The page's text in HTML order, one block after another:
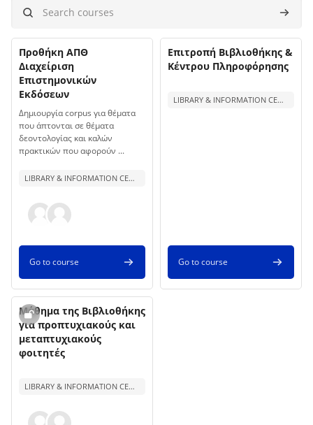
Search courses
Course image
Course name
Προθήκη ΑΠΘ
Διαχείριση
Επιστημονικών
Εκδόσεων
Course summary text:
Δημιουργία corpus για θέματα
που άπτονται σε θέματα
δεοντολογίας και καλών
πρακτικών που αφορούν ...
LIBRARY & INFORMATION CENTER
Go to course
Course image
Course name
Επιτροπή Βιβλιοθήκης &
Κέντρου Πληροφόρησης
LIBRARY & INFORMATION CENTER
Go to course
Course image
Course name
Μάθημα της Βιβλιοθήκης
για προπτυχιακούς και
μεταπτυχιακούς
φοιτητές
LIBRARY & INFORMATION CENTER